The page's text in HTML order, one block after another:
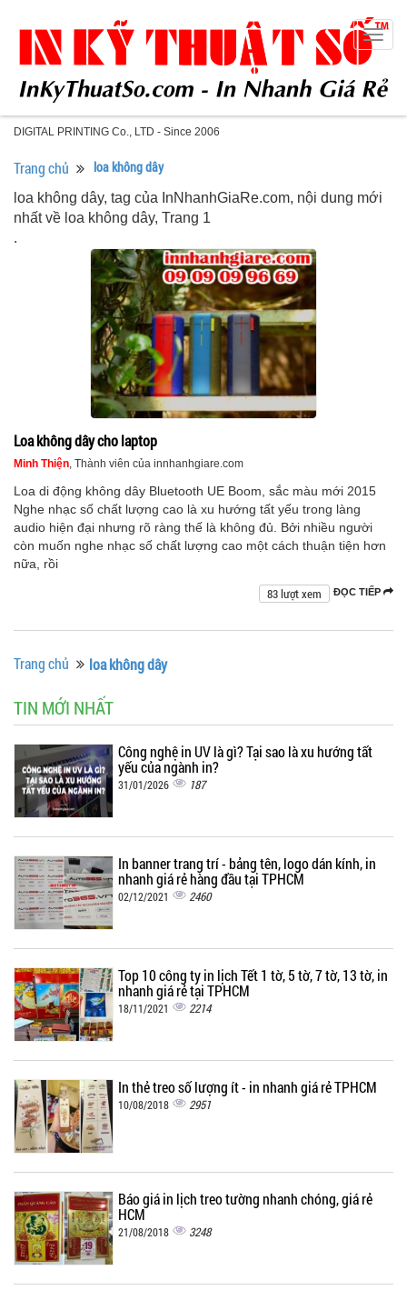
DIGITAL PRINTING Co., LTD - Since 2006
Trang chủ loa không dây
loa không dây, tag của InNhanhGiaRe.com, nội dung mới
nhất về loa không dây, Trang 1
.
Loa không dây cho laptop
Minh Thiện, Thành viên của innhanhgiare.com
Loa di động không dây Bluetooth UE Boom, sắc màu mới 2015
Nghe nhạc số chất lượng cao là xu hướng tất yếu trong làng
audio hiện đại nhưng rõ ràng thế là không đủ. Bởi nhiều người
còn muốn nghe nhạc số chất lượng cao một cách thuận tiện hơn
nữa, rồi
ĐỌC TIẾP
83 lượt xem
Trang chủ loa không dây
TIN MỚI NHẤT
Công nghệ in UV là gì? Tại sao là xu hướng tất
yếu của ngành in?
31/01/2026 187
In banner trang trí - bảng tên, logo dán kính, in
nhanh giá rẻ hàng đầu tại TPHCM
02/12/2021 2460
Top 10 công ty in lịch Tết 1 tờ, 5 tờ, 7 tờ, 13 tờ, in
nhanh giá rẻ tại TPHCM
18/11/2021 2214
In thẻ treo số lượng ít - in nhanh giá rẻ TPHCM
10/08/2018 2951
Báo giá in lịch treo tường nhanh chóng, giá rẻ
HCM
21/08/2018 3248